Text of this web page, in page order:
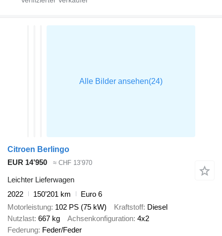
Citroen Berlingo
EUR 14’950
≈ CHF 13’970
Leichter Lieferwagen
2022
150’201 km
Euro 6
Motorleistung 102 PS (75 kW) Kraftstoff Diesel
Nutzlast 667 kg Achsenkonfiguration 4x2
Federung Feder/Feder